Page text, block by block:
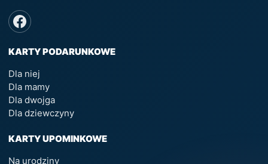
KARTY PODARUNKOWE
Dla niej
Dla mamy
Dla dwojga
Dla dziewczyny
KARTY UPOMINKOWE
Na urodziny